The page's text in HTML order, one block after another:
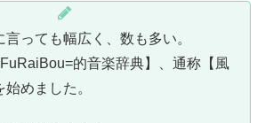
っても幅広く、数も多い。
的音楽辞典】、通称【風
めました。